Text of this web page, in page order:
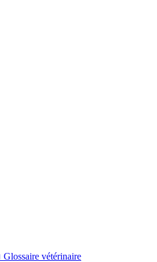
Glossaire vétérinaire